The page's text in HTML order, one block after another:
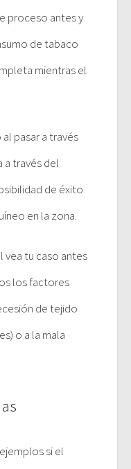
proceso antes y
de tabaco
mientras el
pasar a través
a través del
de éxito
en la zona.
vea tu caso antes
los factores
de tejido
o a la mala
si el